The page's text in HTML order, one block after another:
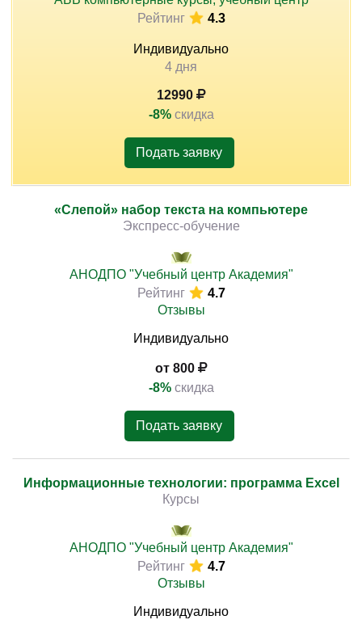
Рейтинг
4.3
Индивидуально
4 дня
12990
-8% скидка
Подать заявку
«Слепой» набор текста на компьютере
Экспресс-обучение
АНОДПО "Учебный центр Академия"
Рейтинг
4.7
Отзывы
Индивидуально
от 800
-8% скидка
Подать заявку
Информационные технологии: программа Excel
Курсы
АНОДПО "Учебный центр Академия"
Рейтинг
4.7
Отзывы
Индивидуально